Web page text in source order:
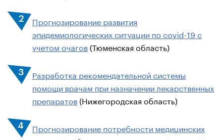
Прогнозирование развития
эпидемиологических ситуации по covid-19 с
учетом очагов (Тюменская область)
Разработка рекомендательной системы
помощи врачам при назначении лекарственных
препаратов (Нижегородская область)
Прогнозирование потребности медицинских